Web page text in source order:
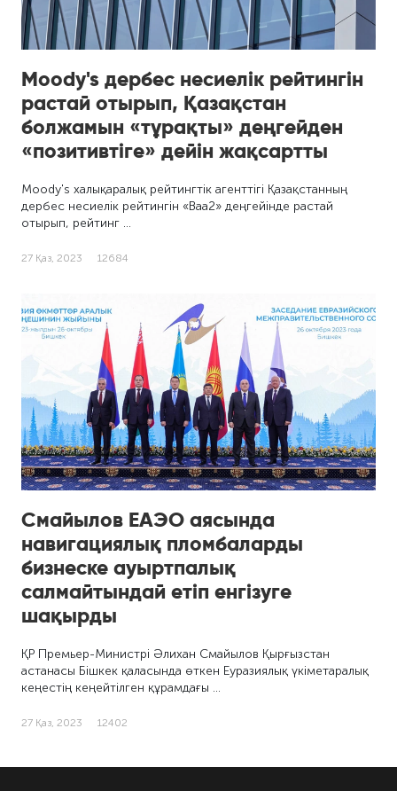
Moody's дербес несиелік рейтингін
растай отырып, Қазақстан
болжамын «тұрақты» деңгейден
«позитивтіге» дейін жақсартты
Moody's халықаралық рейтингтік агенттігі Қазақстанның
дербес несиелік рейтингін «Baa2» деңгейінде растай
отырып, рейтинг …
27 Қаз, 2023 12684
Смайылов ЕАЭО аясында
навигациялық пломбаларды
бизнеске ауыртпалық
салмайтындай етіп енгізуге
шақырды
ҚР Премьер-Министрі Әлихан Смайылов Қырғызстан
астанасы Бішкек қаласында өткен Еуразиялық үкіметаралық
кеңестің кеңейтілген құрамдағы …
27 Қаз, 2023 12402